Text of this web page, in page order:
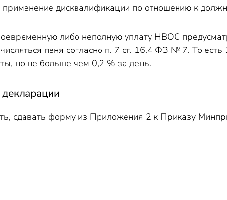
дисквалификации по отношению к
либо неполную уплату НВОС
пеня согласно п. 7 ст. 16.4 ФЗ № 7. То
но не больше чем 0,2 % за день.
сдавать форму из Приложения 2 к Приказу